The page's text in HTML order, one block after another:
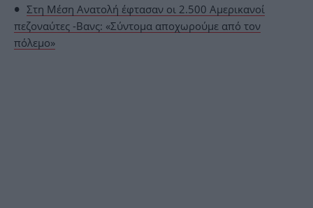
Στη Μέση Ανατολή έφτασαν οι 2.500 Αμερικανοί
πεζοναύτες -Βανς: «Σύντομα αποχωρούμε από τον
πόλεμο»